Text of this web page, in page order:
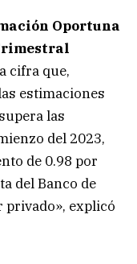
Oportuna
cifra que,
estimaciones
las
del 2023,
de 0.98 por
del Banco de
privado», explicó